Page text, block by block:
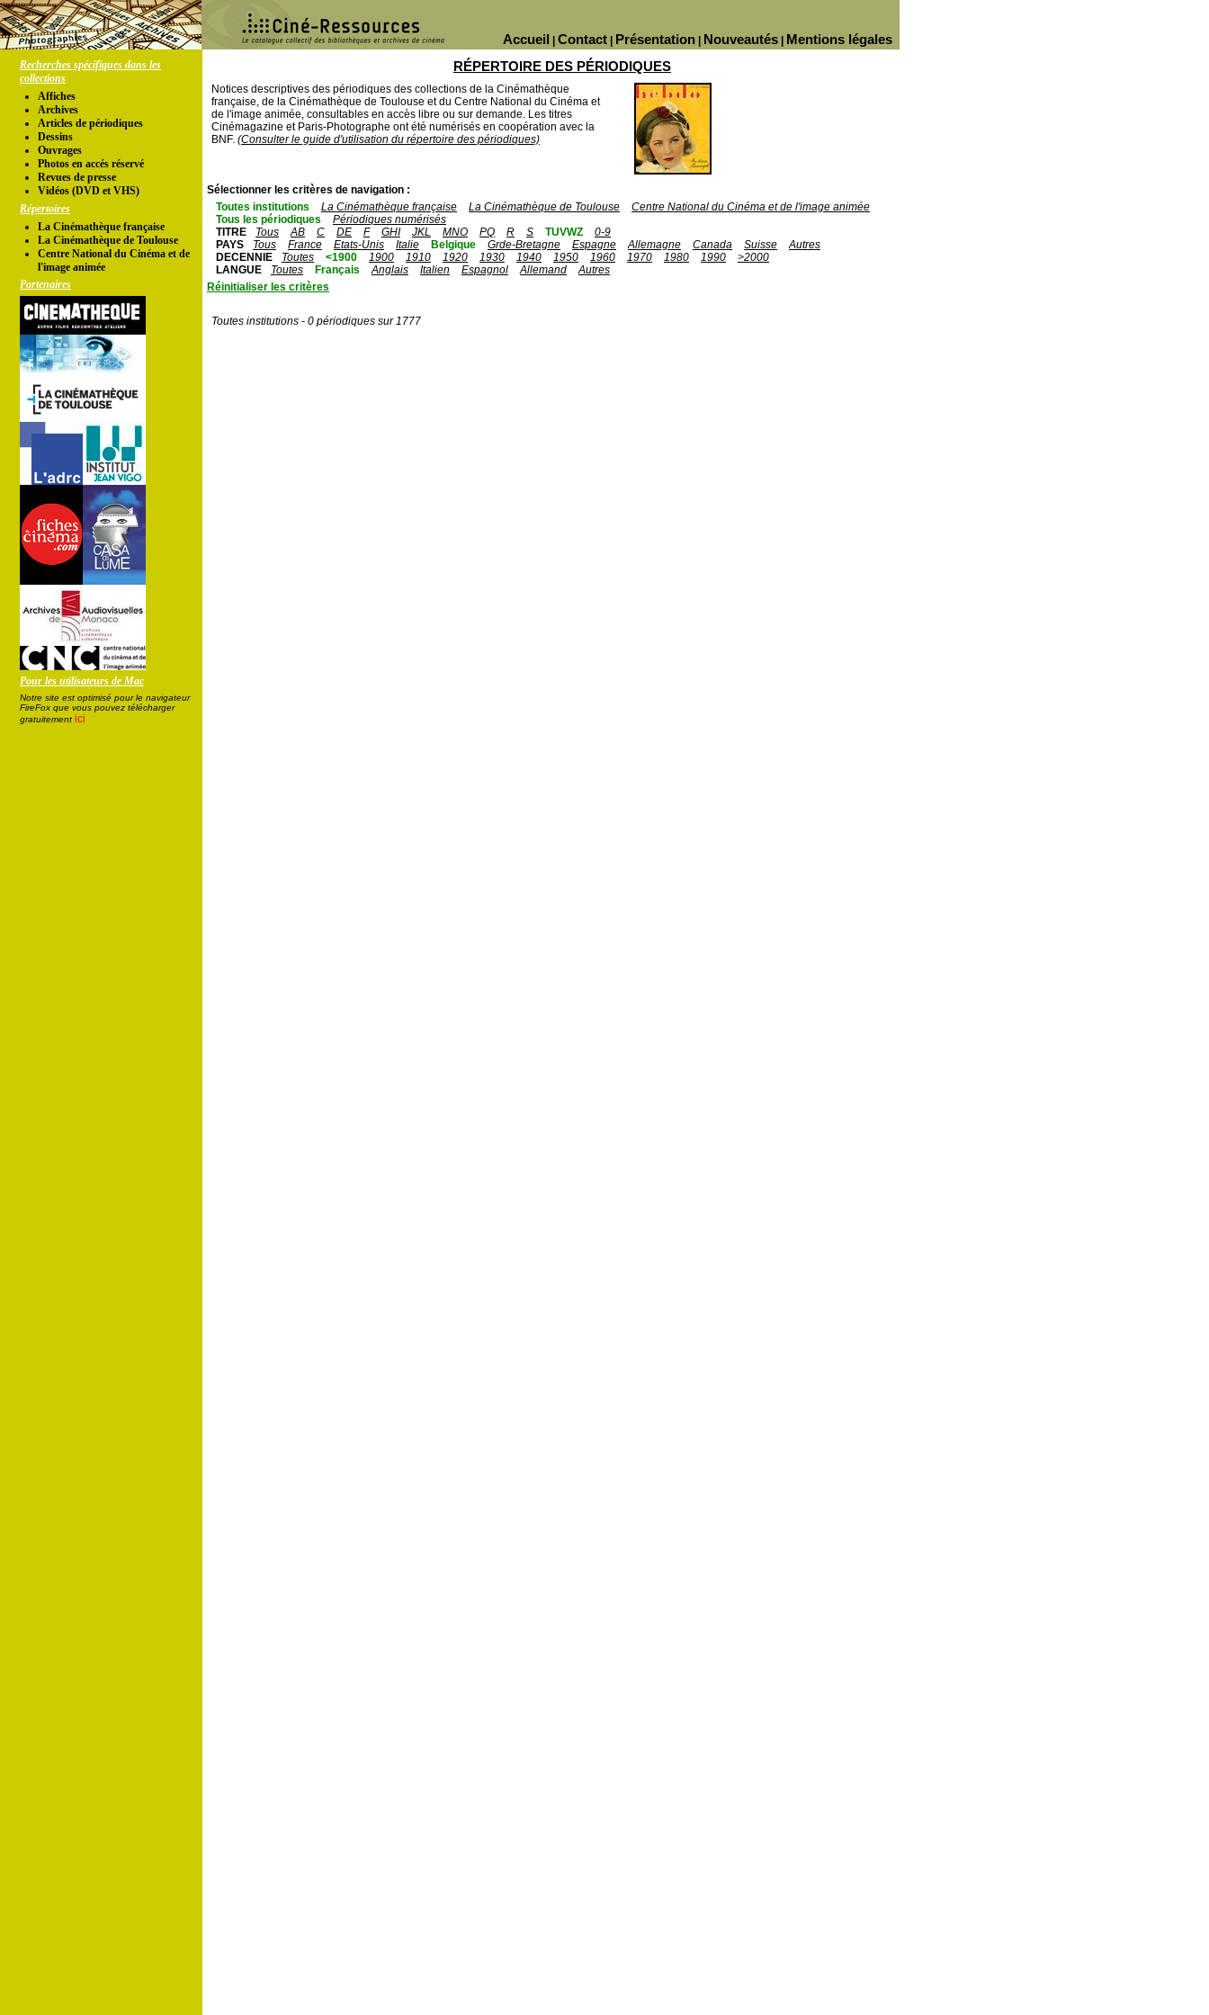
Mentions légales
Nouveautés
Présentation
Contact
Accueil
Recherches spécifiques dans les
collections
Affiches
Archives
Articles de périodiques
Dessins
Ouvrages
Photos en accés réservé
Revues de presse
Vidéos (DVD et VHS)
Répertoires
La Cinémathèque française
La Cinémathèque de Toulouse
Centre National du Cinéma et de
l'image animée
Partenaires
Pour les utilisateurs de Mac
Notre site est optimisé pour le navigateur
FireFox que vous pouvez télécharger
gratuitement ici
RÉPERTOIRE DES PÉRIODIQUES
Notices descriptives des périodiques des collections de la Cinémathèque
française, de la Cinémathèque de Toulouse et du Centre National du Cinéma et
de l'image animée, consultables en accès libre ou sur demande. Les titres
Cinémagazine et Paris-Photographe ont été numérisés en coopération avec la
BNF. (Consulter le guide d'utilisation du répertoire des périodiques)
Sélectionner les critères de navigation :
Toutes institutions
La Cinémathèque française La Cinémathèque de Toulouse
Centre National du Cinéma et de l'image animée
Tous les périodiques
Périodiques numérisés
TITRE
Tous AB C DE F GHI JKL MNO PQ R S TUVWZ
0-9
PAYS
Tous France Etats-Unis Italie Belgique Grde-Bretagne Espagne Allemagne Canada Suisse
Autres
DECENNIE
Toutes <1900 1900 1910 1920 1930 1940 1950 1960 1970 1980 1990
>2000
LANGUE
Toutes Français Anglais Italien Espagnol Allemand
Autres
Réinitialiser les critères
Toutes institutions - 0 périodiques sur 1777